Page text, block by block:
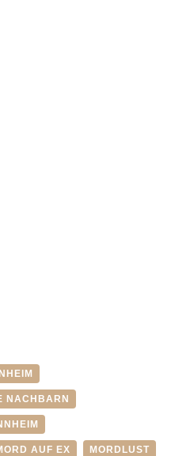
NACHBARN
AUF EX MORDLUST